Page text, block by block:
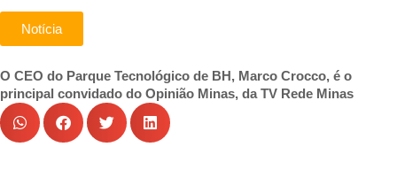
Notícia
O CEO do Parque Tecnológico de BH, Marco Crocco, é o
principal convidado do Opinião Minas, da TV Rede Minas